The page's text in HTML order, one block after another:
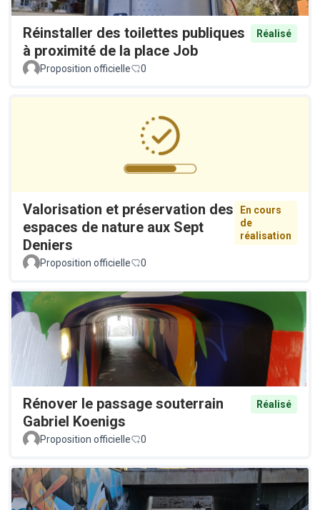
Réinstaller des toilettes publiques
à proximité de la place Job
Réalisé
Proposition officielle 0
Valorisation et préservation des
espaces de nature aux Sept
Deniers
En cours
de
réalisation
Proposition officielle 0
Rénover le passage souterrain
Gabriel Koenigs
Réalisé
Proposition officielle 0